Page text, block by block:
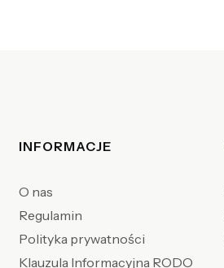
Linki w stopce
INFORMACJE
O nas
Regulamin
Polityka prywatności
Klauzula Informacyjna RODO